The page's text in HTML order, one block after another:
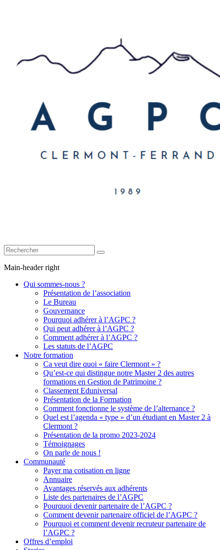
Main-header right
Qui sommes-nous ?
Présentation de l’association
Le Bureau
Gouvernance
Pourquoi adhérer à l’AGPC ?
Qui peut adhérer à l’AGPC ?
Comment adhérer à l’AGPC ?
Les statuts de l’AGPC
Notre formation
Ca veut dire quoi « faire Clermont » ?
Qu’est-ce qui distingue notre Master 2 des autres
formations en Gestion de Patrimoine ?
Classement Eduniversal
Présentation de la Formation
Comment fonctionne le système de l’alternance ?
Quel est l’agenda « type » d’un étudiant en Master 2 à
Clermont ?
Présentation de la promo 2023-2024
Témoignages
On parle de nous !
Communauté
Payer ma cotisation en ligne
Annuaire
Avantages réservés aux adhérents
Liste des partenaires de l’AGPC
Pourquoi devenir partenaire de l’AGPC ?
Comment devenir partenaire officiel de l’AGPC ?
Pourquoi et comment devenir recruteur partenaire de
l’AGPC ?
Offres d’emploi